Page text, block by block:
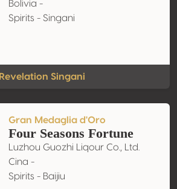
Bolivia -
Spirits - Singani
Revelation Singani
Gran Medaglia d'Oro
Four Seasons Fortune
Luzhou Guozhi Liqour Co., Ltd.
Cina -
Spirits - Baijiu